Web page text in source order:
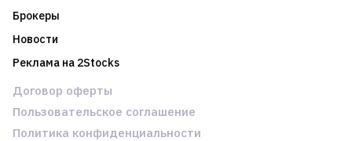
Брокеры
Новости
Реклама на 2Stocks
Договор оферты
Пользовательское соглашение
Политика конфиденциальности